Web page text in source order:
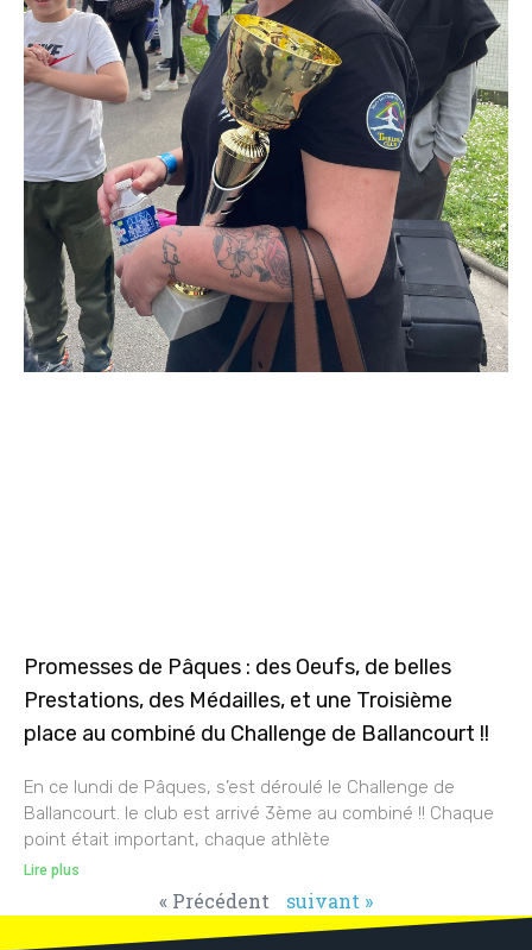
Promesses de Pâques : des Oeufs, de belles
Prestations, des Médailles, et une Troisième
place au combiné du Challenge de Ballancourt !!
En ce lundi de Pâques, s’est déroulé le Challenge de
Ballancourt. le club est arrivé 3ème au combiné !! Chaque
point était important, chaque athlète
Lire plus
« Précédent suivant »